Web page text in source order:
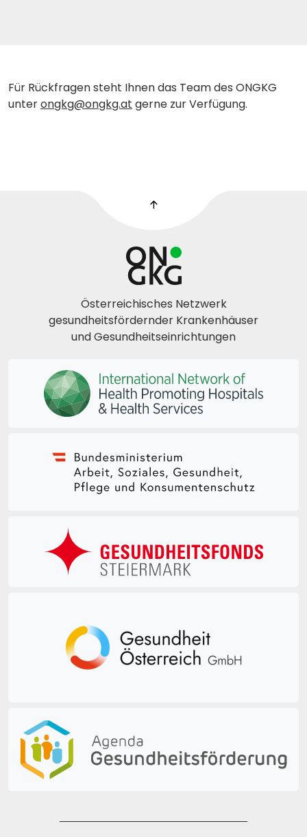
Für Rückfragen steht Ihnen das Team des ONGKG
unterongkg@ongkg.at gerne zur Verfügung.
Österreichisches Netzwerk
gesundheitsfördernder Krankenhäuser
und Gesundheitseinrichtungen